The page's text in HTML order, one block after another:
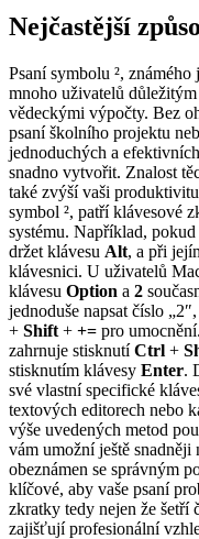
Nejčastější
Psaní symbolu ²,
mnoho uživatelů
vědeckými výpočty. Bez
psaní školního projektu
jednoduchých a
snadno vytvořit. Znalost
také zvýší vaši
symbol ², patří klávesové
systému. Například,
držet klávesu Alt, a při
klávesnici. U uživatelů
klávesu Option a 2
jednoduše napsat číslo
+ Shift + += pro
zahrnuje stisknutíCtrl +
stisknutím klávesy Enter.
své vlastní specifické
textových editorech nebo
výše uvedených metod
vám umožní ještě snadněji
obeznámen se správným
klíčové, aby vaše psaní
zkratky tedy nejen že šetří
zajišťují profesionální